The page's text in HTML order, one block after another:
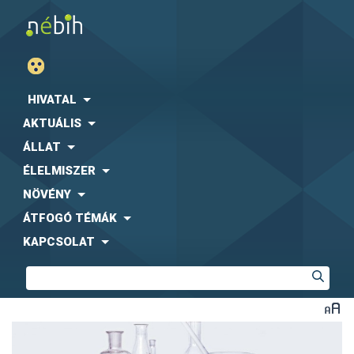
HIVATAL
AKTUÁLIS
ÁLLAT
ÉLELMISZER
NÖVÉNY
ÁTFOGÓ TÉMÁK
KAPCSOLAT